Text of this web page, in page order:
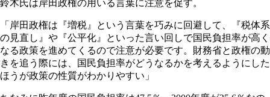
鈴木氏は岸田政権の用いる言葉に注意を促す。
「岸田政権は『増税』という言葉を巧みに回避して、『税体系
の見直し』や『公平化』といった言い回しで国民負担率が高く
なる政策を進めてくるので注意が必要です。財務省と政権の動
きを追う際には、国民負担率がどうなるかを考えるようにした
ほうが政策の性質がわかりやすい」